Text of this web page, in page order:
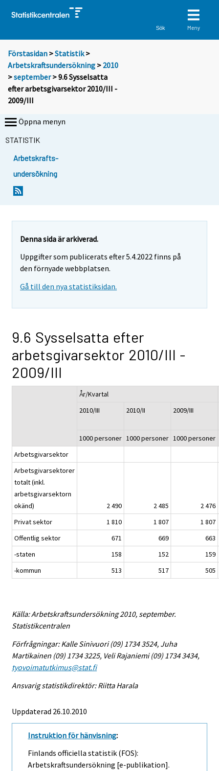
Sök Meny
Förstasidan >Statistik >
Arbetskraftsundersökning > 2010
>september> 9.6 Sysselsatta
efter arbetsgivarsektor 2010/III -
2009/III
Öppna menyn
STATISTIK
Arbetskrafts-
undersökning
Denna sida är arkiverad.
Uppgifter som publicerats efter 5.4.2022 finns på
den förnyade webbplatsen.
Gå till den nya statistiksidan.
9.6 Sysselsatta efter
arbetsgivarsektor 2010/III -
2009/III
År/Kvartal
2010/III
2010/II 2009/III
1000 personer 1000 personer 1000 personer
Arbetsgivarsektor
Arbetsgivarsektorer
totalt (inkl.
arbetsgivarsektorn
okänd)
2 490 2 485
2 476
Privat sektor
1 810 1 807
1 807
Offentlig sektor
671 669
663
-staten
158 152
159
-kommun
513 517 505
Källa: Arbetskraftsundersökning 2010, september.
Statistikcentralen
Förfrågningar: Kalle Sinivuori (09) 1734 3524, Juha
Martikainen (09) 1734 3225, Veli Rajaniemi (09) 1734 3434,
tyovoimatutkimus@stat.fi
Ansvarig statistikdirektör: Riitta Harala
Uppdaterad 26.10.2010
Instruktion för hänvisning:
Finlands officiella statistik (FOS):
Arbetskraftsundersökning [e-publikation].